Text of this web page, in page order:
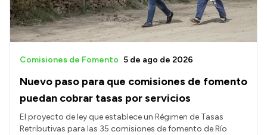
Nuevo paso para que comisiones de fomento
puedan cobrar tasas por servicios
Comisiones de Fomento 5 de ago de 2026
El proyecto de ley que establece un Régimen de Tasas
Retributivas para las 35 comisiones de fomento de Río